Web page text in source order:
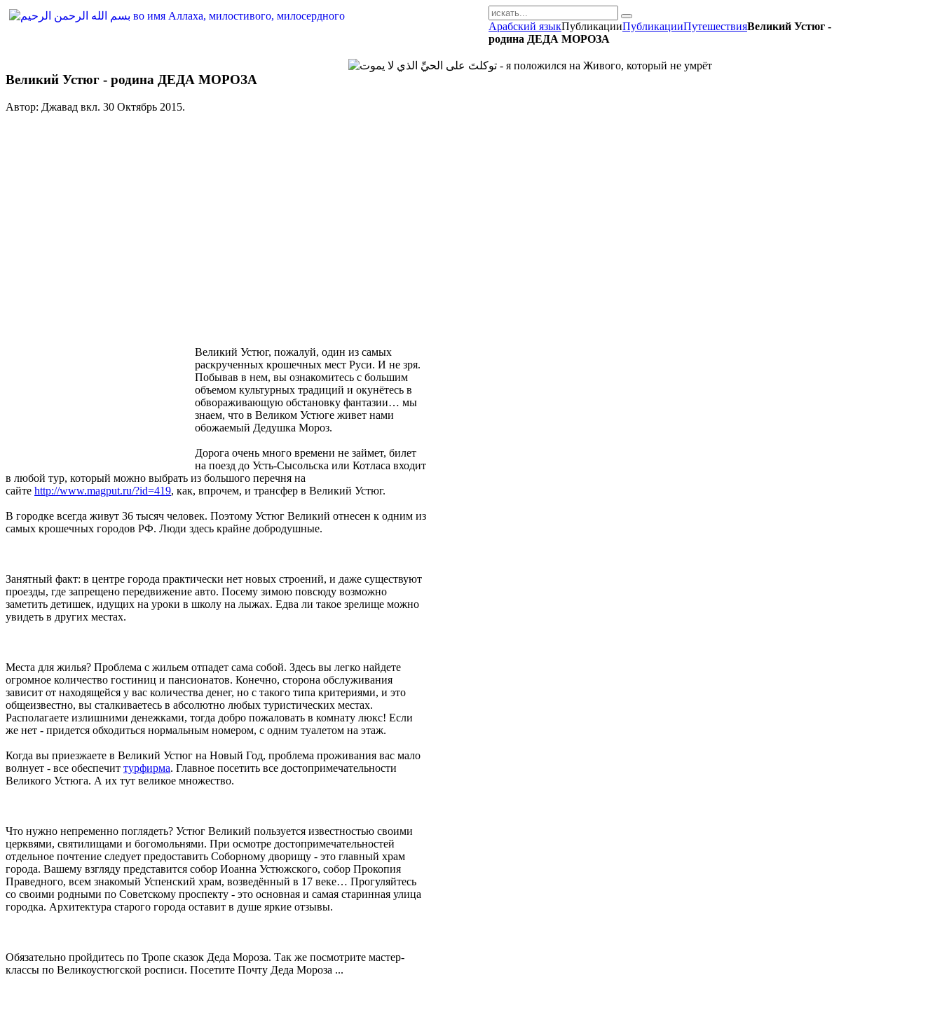
Арабский языкПубликацииПубликацииПутешествияВеликий Устюг -
родина ДЕДА МОРОЗА
Великий Устюг - родина ДЕДА МОРОЗА
Автор: Джавад вкл. 30 Октябрь 2015.
Великий Устюг, пожалуй, один из самых
раскрученных крошечных мест Руси. И не зря.
Побывав в нем, вы ознакомитесь с большим
объемом культурных традиций и окунётесь в
обвораживающую обстановку фантазии… мы
знаем, что в Великом Устюге живет нами
обожаемый Дедушка Мороз.
Дорога очень много времени не займет, билет
на поезд до Усть-Сысольска или Котласа входит
в любой тур, который можно выбрать из большого перечня на
сайте http://www.magput.ru/?id=419, как, впрочем, и трансфер в Великий Устюг.
В городке всегда живут 36 тысяч человек. Поэтому Устюг Великий отнесен к одним из
самых крошечных городов РФ. Люди здесь крайне добродушные.
Занятный факт: в центре города практически нет новых строений, и даже существуют
проезды, где запрещено передвижение авто. Посему зимою повсюду возможно
заметить детишек, идущих на уроки в школу на лыжах. Едва ли такое зрелище можно
увидеть в других местах.
Места для жилья? Проблема с жильем отпадет сама собой. Здесь вы легко найдете
огромное количество гостиниц и пансионатов. Конечно, сторона обслуживания
зависит от находящейся у вас количества денег, но с такого типа критериями, и это
общеизвестно, вы сталкиваетесь в абсолютно любых туристических местах.
Располагаете излишними денежками, тогда добро пожаловать в комнату люкс! Если
же нет - придется обходиться нормальным номером, с одним туалетом на этаж.
Когда вы приезжаете в Великий Устюг на Новый Год, проблема проживания вас мало
волнует - все обеспечит турфирма. Главное посетить все достопримечательности
Великого Устюга. А их тут великое множество.
Что нужно непременно поглядеть? Устюг Великий пользуется известностью своими
церквями, святилищами и богомольнями. При осмотре достопримечательностей
отдельное почтение следует предоставить Соборному дворищу - это главный храм
города. Вашему взгляду представится собор Иоанна Устюжского, собор Прокопия
Праведного, всем знакомый Успенский храм, возведённый в 17 веке… Прогуляйтесь
со своими родными по Советскому проспекту - это основная и самая старинная улица
городка. Архитектура старого города оставит в душе яркие отзывы.
Обязательно пройдитесь по Тропе сказок Деда Мороза. Так же посмотрите мастер-
классы по Великоустюгской росписи. Посетите Почту Деда Мороза ...